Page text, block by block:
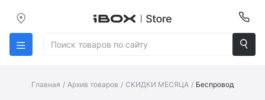
Главная / Архив товаров / СКИДКИ МЕСЯЦА / Беспроводная